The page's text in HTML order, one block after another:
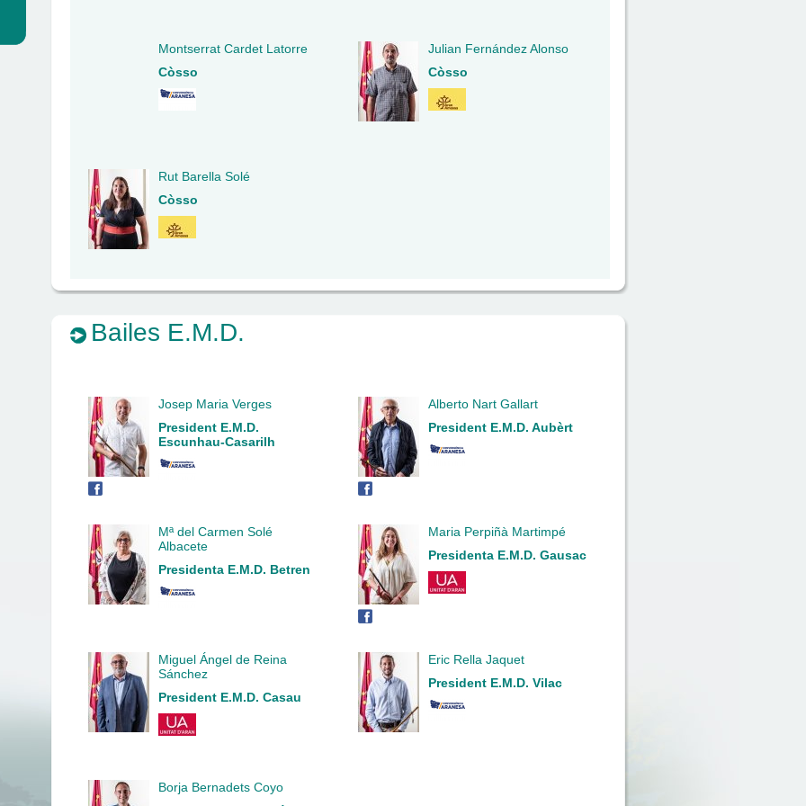
Montserrat Cardet Latorre
Còsso
Julian Fernández Alonso
Còsso
Rut Barella Solé
Còsso
Bailes E.M.D.
Josep Maria Verges
President E.M.D.
Escunhau-Casarilh
Alberto Nart Gallart
President E.M.D. Aubèrt
Mª del Carmen Solé
Albacete
Presidenta E.M.D. Betren
Maria Perpiñà Martimpé
Presidenta E.M.D. Gausac
Miguel Ángel de Reina
Sánchez
President E.M.D. Casau
Eric Rella Jaquet
President E.M.D. Vilac
Borja Bernadets Coyo